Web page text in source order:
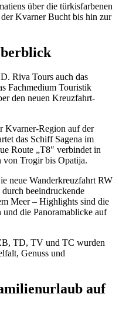
über die türkisfarbenen
Kvarner Bucht bis hin zur
Riva Tours auch das
Fachmedium Touristik
den neuen Kreuzfahrt-
Kvarner-Region auf der
das Schiff Sagena im
Route „T8″ verbindet in
Trogir bis Opatija.
neue Wanderkreuzfahrt RW
beeindruckende
Meer – Highlights sind die
die Panoramablicke auf
TD, TV und TC wurden
Genuss und
auf